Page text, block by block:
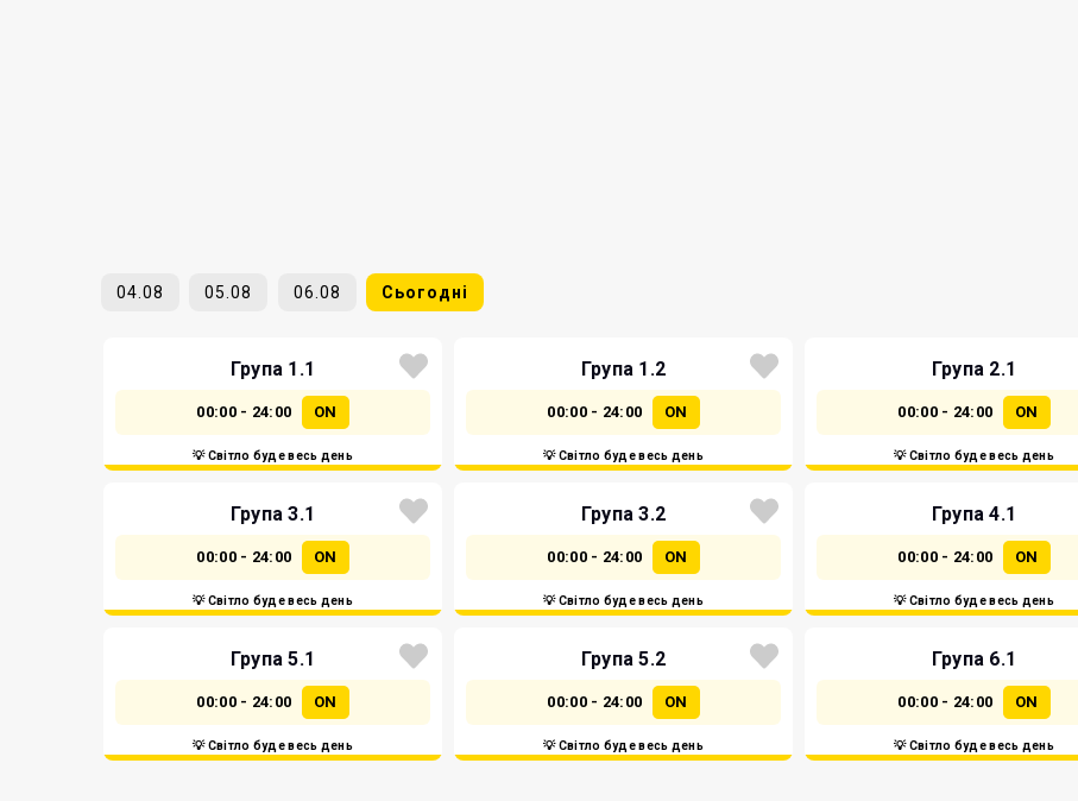
04.08 05.08 06.08 Сьогодні
Група 1.1
00:00 - 24:00 ON
💡 Світло буде весь день
Група 1.2
00:00 - 24:00 ON
💡 Світло буде весь день
Група 2.1
00:00 - 24:00 ON
💡 Світло буде весь день
Група 3.1
00:00 - 24:00 ON
💡 Світло буде весь день
Група 3.2
00:00 - 24:00 ON
💡 Світло буде весь день
Група 4.1
00:00 - 24:00 ON
💡 Світло буде весь день
Група 5.1
00:00 - 24:00 ON
💡 Світло буде весь день
Група 5.2
00:00 - 24:00 ON
💡 Світло буде весь день
Група 6.1
00:00 - 24:00 ON
💡 Світло буде весь день